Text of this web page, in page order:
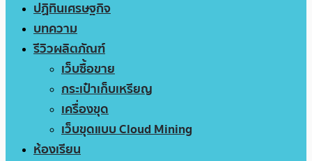
ปฏิทินเศรษฐกิจ
บทความ
รีวิวผลิตภัณฑ์
เว็บซื้อขาย
กระเป๋าเก็บเหรียญ
เครื่องขุด
เว็บขุดแบบ Cloud Mining
ห้องเรียน